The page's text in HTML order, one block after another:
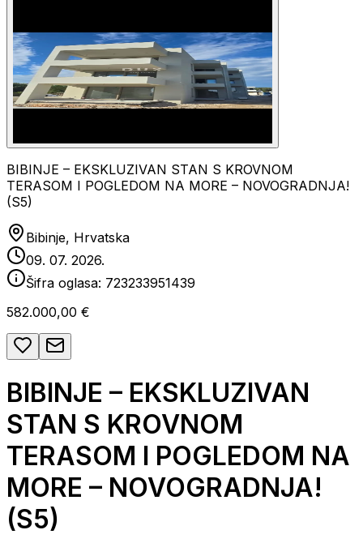
BIBINJE – EKSKLUZIVAN STAN S KROVNOM
TERASOM I POGLEDOM NA MORE – NOVOGRADNJA!
(S5)
Bibinje, Hrvatska
09. 07. 2026.
Šifra oglasa: 723233951439
582.000,00 €
BIBINJE – EKSKLUZIVAN
STAN S KROVNOM
TERASOM I POGLEDOM NA
MORE – NOVOGRADNJA!
(S5)